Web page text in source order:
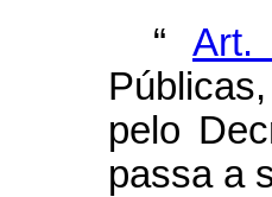
“Art.
pelo
passa a